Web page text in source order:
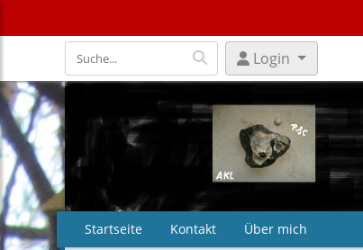
Login
Startseite Kontakt Über mich